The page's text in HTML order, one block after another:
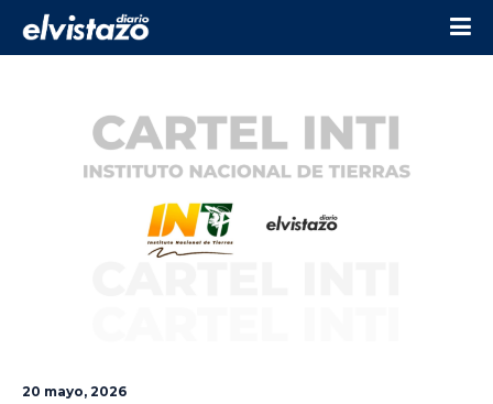
20 mayo, 2026